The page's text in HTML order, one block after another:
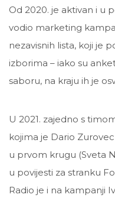
Od 2020. je aktivan i u
vodio marketing
nezavisnih lista, koji je
izborima – iako su
saboru, na kraju ih je
U 2021. zajedno s
kojima je Dario
u prvom krugu (Sveta
u povijesti za stranku
Radio je i na kampanji